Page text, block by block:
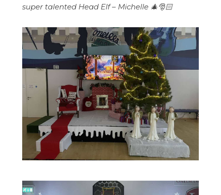
super talented Head Elf – Michelle 🎄🎅🏻